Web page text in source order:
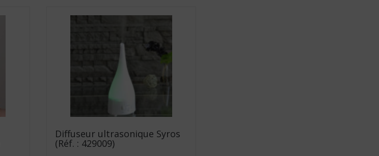
Diffuseur ultrasonique Syros
(Réf. : 429009)